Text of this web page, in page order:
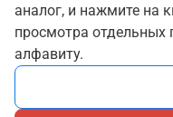
аналог, и нажмите на
просмотра отдельных
алфавиту.